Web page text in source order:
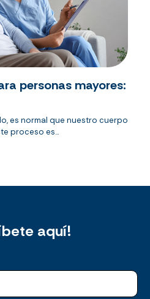
personas mayores:
es normal que nuestro cuerpo
proceso es...
aquí!